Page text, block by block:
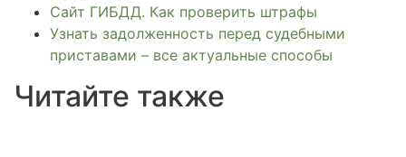
Сайт ГИБДД. Как проверить штрафы
Узнать задолженность перед судебными
приставами – все актуальные способы
Читайте также